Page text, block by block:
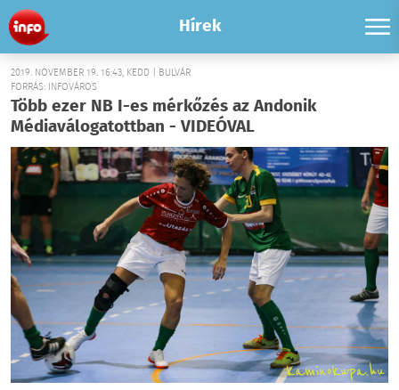
Hírek
2019. NOVEMBER 19. 16:43, KEDD | BULVÁR
FORRÁS: INFOVÁROS
Több ezer NB I-es mérkőzés az Andonik
Médiaválogatottban - VIDEÓVAL